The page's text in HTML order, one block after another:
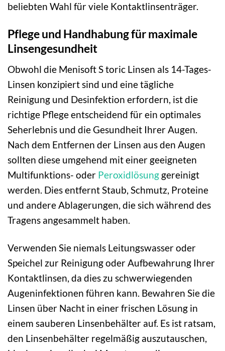
beliebten Wahl für viele Kontaktlinsenträger.
Pflege und Handhabung für maximale
Linsengesundheit
Obwohl die Menisoft S toric Linsen als 14-Tages-
Linsen konzipiert sind und eine tägliche
Reinigung und Desinfektion erfordern, ist die
richtige Pflege entscheidend für ein optimales
Seherlebnis und die Gesundheit Ihrer Augen.
Nach dem Entfernen der Linsen aus den Augen
sollten diese umgehend mit einer geeigneten
Multifunktions- oder Peroxidlösung gereinigt
werden. Dies entfernt Staub, Schmutz, Proteine
und andere Ablagerungen, die sich während des
Tragens angesammelt haben.
Verwenden Sie niemals Leitungswasser oder
Speichel zur Reinigung oder Aufbewahrung Ihrer
Kontaktlinsen, da dies zu schwerwiegenden
Augeninfektionen führen kann. Bewahren Sie die
Linsen über Nacht in einer frischen Lösung in
einem sauberen Linsenbehälter auf. Es ist ratsam,
den Linsenbehälter regelmäßig auszutauschen,